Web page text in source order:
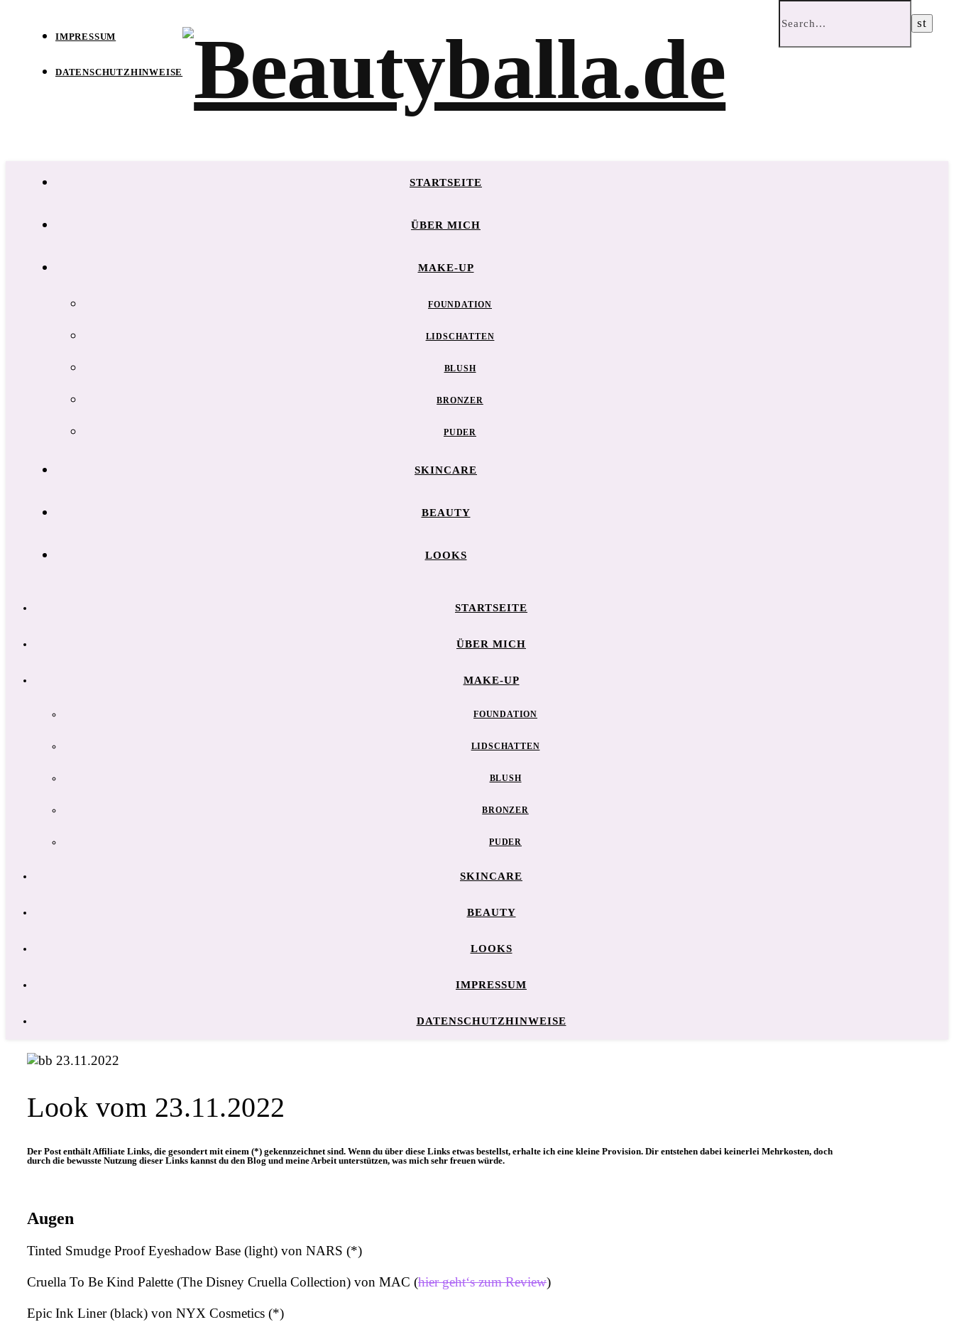
IMPRESSUM
DATENSCHUTZHINWEISE
STARTSEITE
ÜBER MICH
MAKE-UP
FOUNDATION
LIDSCHATTEN
BLUSH
BRONZER
PUDER
SKINCARE
BEAUTY
LOOKS
STARTSEITE
ÜBER MICH
MAKE-UP
FOUNDATION
LIDSCHATTEN
BLUSH
BRONZER
PUDER
SKINCARE
BEAUTY
LOOKS
IMPRESSUM
DATENSCHUTZHINWEISE
Look vom 23.11.2022
Der Post enthält Affiliate Links, die gesondert mit einem (*) gekennzeichnet sind. Wenn du über diese Links etwas bestellst, erhalte ich eine kleine Provision. Dir entstehen dabei keinerlei Mehrkosten, doch
durch die bewusste Nutzung dieser Links kannst du den Blog und meine Arbeit unterstützen, was mich sehr freuen würde.
Augen
Tinted Smudge Proof Eyeshadow Base (light) von NARS (*)
Cruella To Be Kind Palette (The Disney Cruella Collection) von MAC (hier geht‘s zum Review)
Epic Ink Liner (black) von NYX Cosmetics (*)